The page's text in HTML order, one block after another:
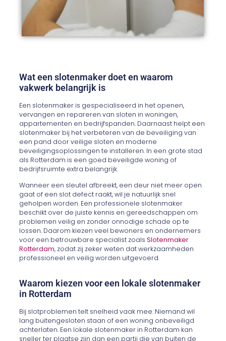
Wat een slotenmaker doet en waarom
vakwerk belangrijk is
Een slotenmaker is gespecialiseerd in het openen,
vervangen en repareren van sloten in woningen,
appartementen en bedrijfspanden. Daarnaast helpt een
slotenmaker bij het verbeteren van de beveiliging van
een pand door veilige sloten en moderne
beveiligingsoplossingen te installeren. In een grote stad
als Rotterdam is een goed beveiligde woning of
bedrijfsruimte extra belangrijk.
Wanneer een sleutel afbreekt, een deur niet meer open
gaat of een slot defect raakt, wil je natuurlijk snel
geholpen worden. Een professionele slotenmaker
beschikt over de juiste kennis en gereedschappen om
problemen veilig en zonder onnodige schade op te
lossen. Daarom kiezen veel bewoners en ondernemers
voor een betrouwbare specialist zoalsSlotenmaker
Rotterdam, zodat zij zeker weten dat werkzaamheden
professioneel en veilig worden uitgevoerd.
Waarom kiezen voor een lokale slotenmaker
in Rotterdam
Bij slotproblemen telt snelheid vaak mee. Niemand wil
lang buitengesloten staan of een woning onbeveiligd
achterlaten. Een lokale slotenmaker in Rotterdam kan
sneller ter plaatse zijn dan een partij die van buiten de